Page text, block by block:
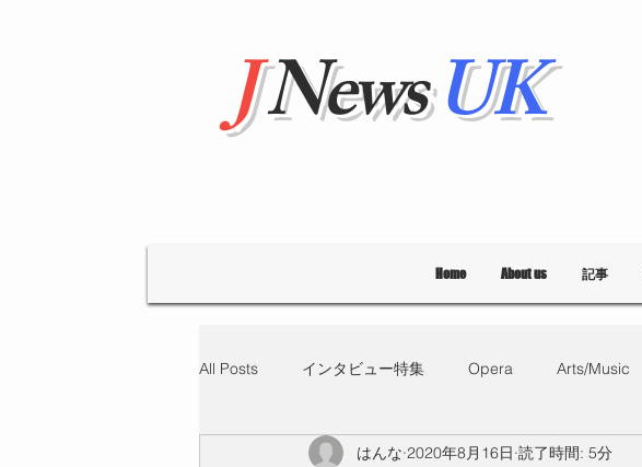
JNewsUK
Home About us 記事
All Posts インタビュー特集 Opera Arts/Music
"Hello' from Tokyo 連載 What's on? 教育
はんな 2020年8月16日 読了時間: 5分